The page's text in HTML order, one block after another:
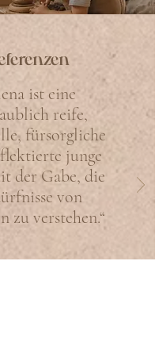
ist eine
reife,
fürsorgliche
junge
der Gabe, die
von
zu verstehen.“